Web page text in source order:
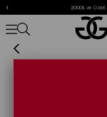
2000₺ ve Üzeri
‹
Merlot